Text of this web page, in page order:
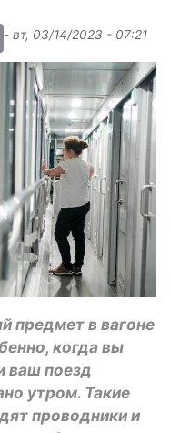
Email
- вт, 03/14/2023 - 07:21
предмет в вагоне
когда вы
ваш поезд
утром. Такие
проводники и